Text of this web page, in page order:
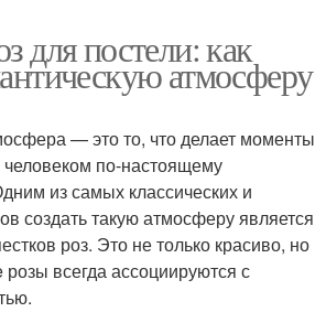
для постели: как
атмосферу
— это то, что делает моменты
по-настоящему
из самых классических и
создать такую атмосферу является
роз. Это не только красиво, но
всегда ассоциируются с